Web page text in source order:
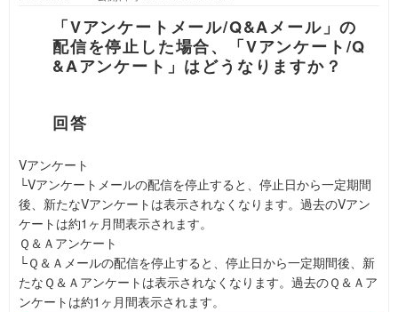
「Vアンケートメール/Q&Aメール」の
配信を停止した場合、「Vアンケート/Q
&Aアンケート」はどうなりますか？
Vアンケート
└Vアンケートメールの配信を停止すると、停止日から一定期間
後、新たなVアンケートは表示されなくなります。過去のVアン
ケートは約1ヶ月間表示されます。
Ｑ＆Ａアンケート
└Ｑ＆Ａメールの配信を停止すると、停止日から一定期間後、新
たなＱ＆Ａアンケートは表示されなくなります。過去のＱ＆Ａア
ンケートは約1ヶ月間表示されます。